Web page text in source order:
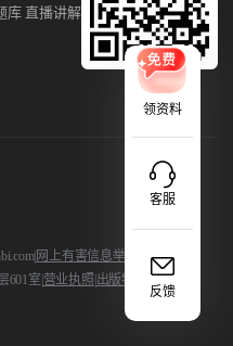
领资料
客服
反馈
库 直播讲解
| 网上有害信息举报
601室 营业执照 出版物证